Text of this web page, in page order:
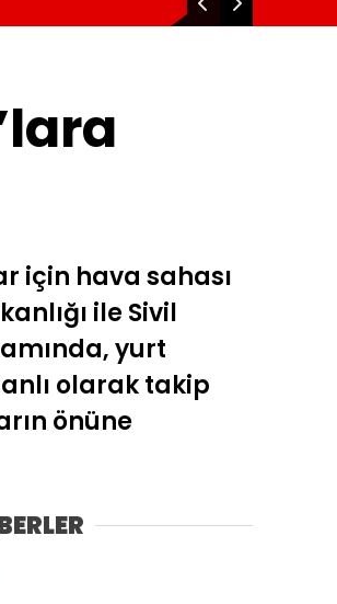
Bakan Kurum: Orman
için hava sahası
ile Sivil
yurt
olarak takip
önüne